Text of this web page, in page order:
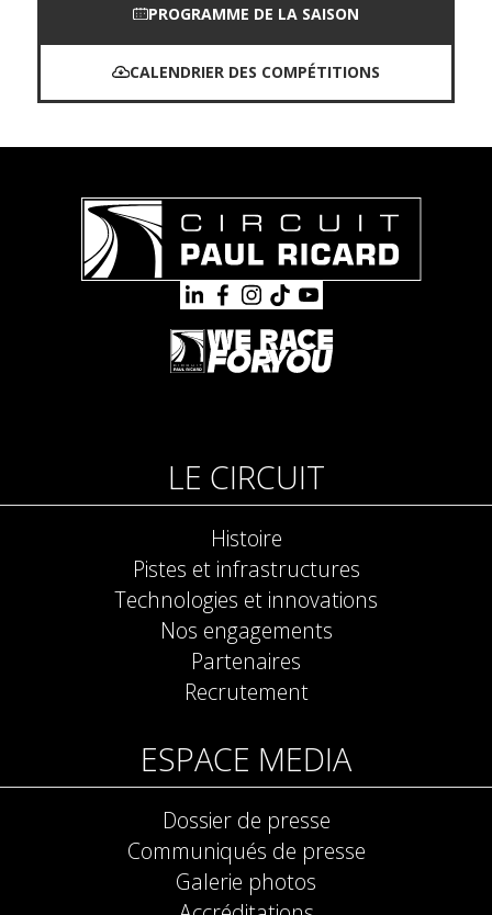
PROGRAMME DE LA SAISON
CALENDRIER DES COMPÉTITIONS
LE CIRCUIT
Histoire
Pistes et infrastructures
Technologies et innovations
Nos engagements
Partenaires
Recrutement
ESPACE MEDIA
Dossier de presse
Communiqués de presse
Galerie photos